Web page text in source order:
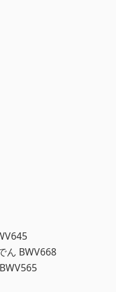
ん BWV668